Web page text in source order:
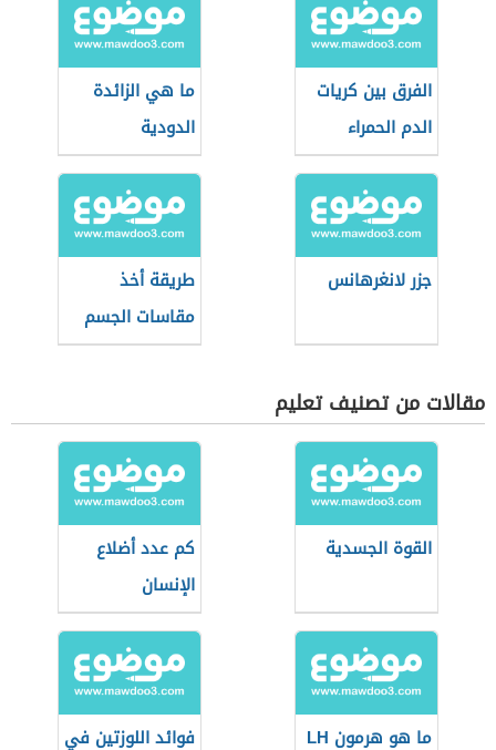
الفرق بين كريات
الدم الحمراء
والبيضاء
ما هي الزائدة
الدودية
جزر لانغرهانس
طريقة أخذ
مقاسات الجسم
مقالات من تصنيف تعليم
القوة الجسدية
كم عدد أضلاع
الإنسان
ما هو هرمون LH
فوائد اللوزتين في